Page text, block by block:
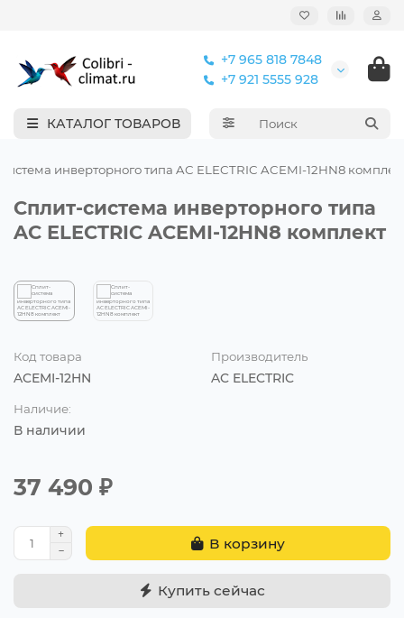
+7 965 818 7848
+7 921 5555 928
КАТАЛОГ ТОВАРОВ
инверторного типа AC ELECTRIC ACEMI-12HN8
Сплит-система инверторного типа
AC ELECTRIC ACEMI-12HN8 комплект
Код товара
ACEMI-12HN
Производитель
AC ELECTRIC
Наличие:
В наличии
37 490 ₽
В корзину
Купить сейчас